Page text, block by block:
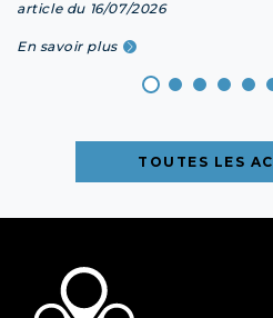
article du 16/07/2026
En savoir plus
TOUTES LES